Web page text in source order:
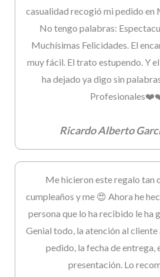
casualidad recogió mi pedido en
No tengo palabras:
Muchísimas Felicidades. El
muy fácil. El trato estupendo. Y
ha dejado ya digo sin
Ricardo Alberto
Me hicieron este regalo tan
cumpleaños y me 😍 Ahora he
persona que lo ha recibido le ha
Genial todo, la atención al cliente
pedido, la fecha de entrega,
presentación. Lo